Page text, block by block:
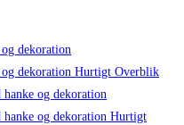
Hurtigt Overblik
Hurtigt